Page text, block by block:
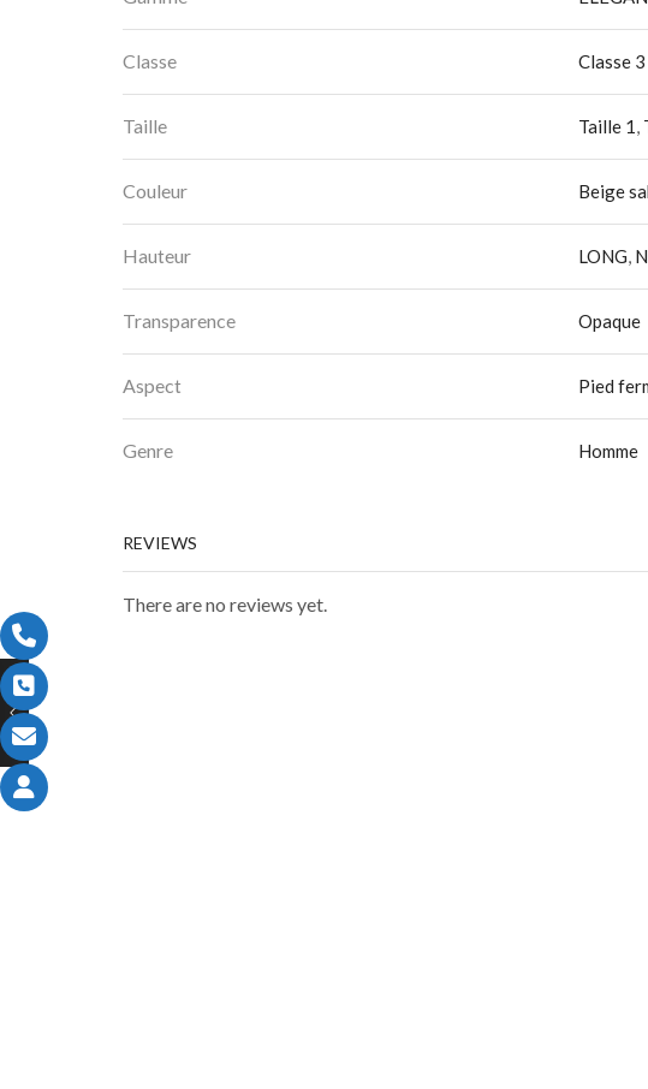
Classe Classe 3
Taille Taille 1,
Couleur Beige
Hauteur LONG,
Transparence Opaque
Aspect Pied
Genre Homme
REVIEWS
There are no reviews yet.